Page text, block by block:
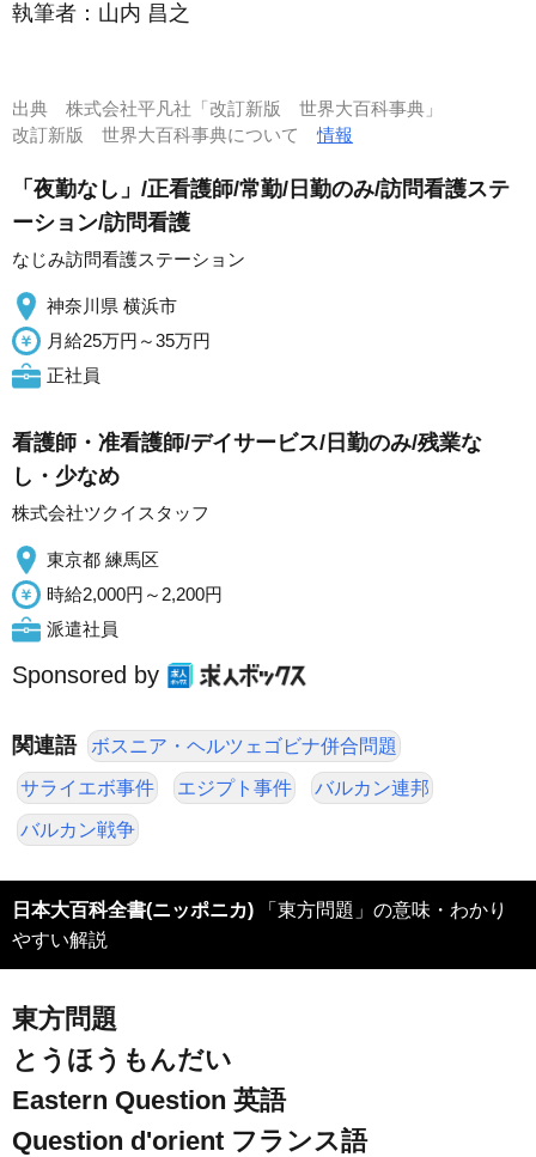
執筆者： 山内 昌之
出典 株式会社平凡社「改訂新版 世界大百科事典」
改訂新版 世界大百科事典について情報
「夜勤なし」/正看護師/常勤/日勤のみ/訪問看護ステ
ーション/訪問看護
なじみ訪問看護ステーション
神奈川県 横浜市
月給25万円～35万円
正社員
看護師・准看護師/デイサービス/日勤のみ/残業な
し・少なめ
株式会社ツクイスタッフ
東京都 練馬区
時給2,000円～2,200円
派遣社員
Sponsored by
関連語 ボスニア・ヘルツェゴビナ併合問題
サライエボ事件 エジプト事件 バルカン連邦
バルカン戦争
日本大百科全書(ニッポニカ) 「東方問題」の意味・わかり
やすい解説
東方問題
とうほうもんだい
Eastern Question 英語
Question d'orient フランス語